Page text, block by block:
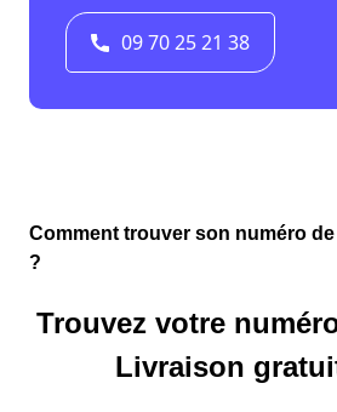
Comment trouver son numéro
?